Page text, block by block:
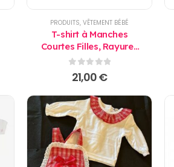
PRODUITS, VÊTEMENT BÉBÉ
T-shirt à Manches
Courtes Filles, Rayures
corail lassig
0sur 5
21,00€